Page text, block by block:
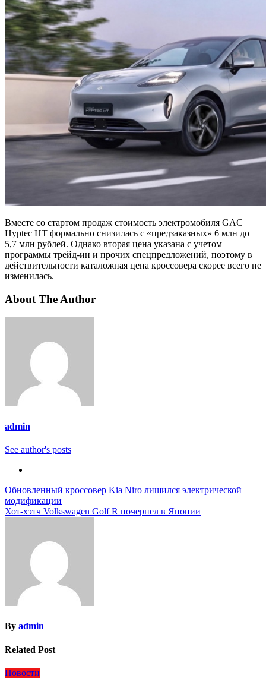
Вместе со стартом продаж стоимость электромобиля GAC
Hyptec HT формально снизилась с «предзаказных» 6 млн до
5,7 млн рублей. Однако вторая цена указана с учетом
программы трейд-ин и прочих спецпредложений, поэтому в
действительности каталожная цена кроссовера скорее всего не
изменилась.
About The Author
admin
See author's posts
Навигация
по
Обновленный кроссовер Kia Niro лишился электрической
модификации
Хот-хэтч Volkswagen Golf R почернел в Японии
By admin
Related Post
Новости